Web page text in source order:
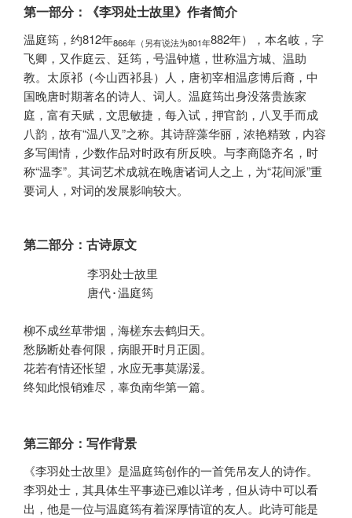
第一部分：《李羽处士故里》作者简介
温庭筠，约812年866年（另有说法为801年882年），本名岐，字
飞卿，又作庭云、廷筠，号温钟馗，世称温方城、温助
教。太原祁（今山西祁县）人，唐初宰相温彦博后裔，中
国晚唐时期著名的诗人、词人。温庭筠出身没落贵族家
庭，富有天赋，文思敏捷，每入试，押官韵，八叉手而成
八韵，故有“温八叉”之称。其诗辞藻华丽，浓艳精致，内容
多写闺情，少数作品对时政有所反映。与李商隐齐名，时
称“温李”。其词艺术成就在晚唐诸词人之上，为“花间派”重
要词人，对词的发展影响较大。
第二部分：古诗原文
柳不成丝草带烟，海槎东去鹤归天。
愁肠断处春何限，病眼开时月正圆。
花若有情还怅望，水应无事莫潺湲。
终知此恨销难尽，辜负南华第一篇。
第三部分：写作背景
《李羽处士故里》是温庭筠创作的一首凭吊友人的诗作。
李羽处士，其具体生平事迹已难以详考，但从诗中可以看
出，他是一位与温庭筠有着深厚情谊的友人。此诗可能是